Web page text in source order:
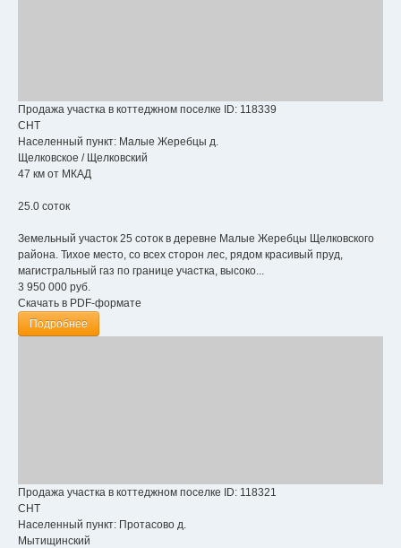
Продажа участка в коттеджном поселке ID: 118339
СНТ
Населенный пункт: Малые Жеребцы д.
Щелковское / Щелковский
47 км от МКАД
25.0 соток
Земельный участок 25 соток в деревне Малые Жеребцы Щелковского
района. Тихое место, со всех сторон лес, рядом красивый пруд,
магистральный газ по границе участка, высоко...
3 950 000 руб.
Скачать в PDF-формате
Подробнее
Продажа участка в коттеджном поселке ID: 118321
СНТ
Населенный пункт: Протасово д.
Мытищинский